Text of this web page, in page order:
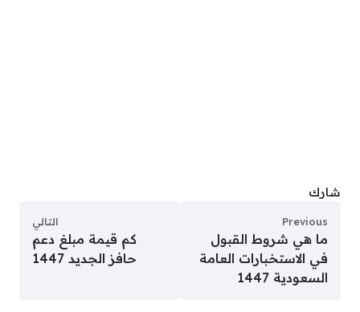
شارك
Previous
ما هي شروط القبول
في الاستخبارات العامة
السعودية 1447
التالي
كم قيمة مبلغ دعم
حافز الجديد 1447